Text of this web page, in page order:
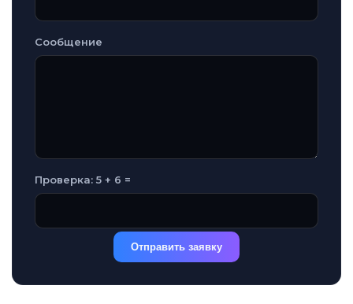
Сообщение
Проверка: 5 + 6 =
Отправить заявку